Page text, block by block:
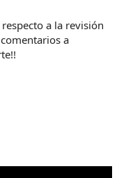
a la revisión
a